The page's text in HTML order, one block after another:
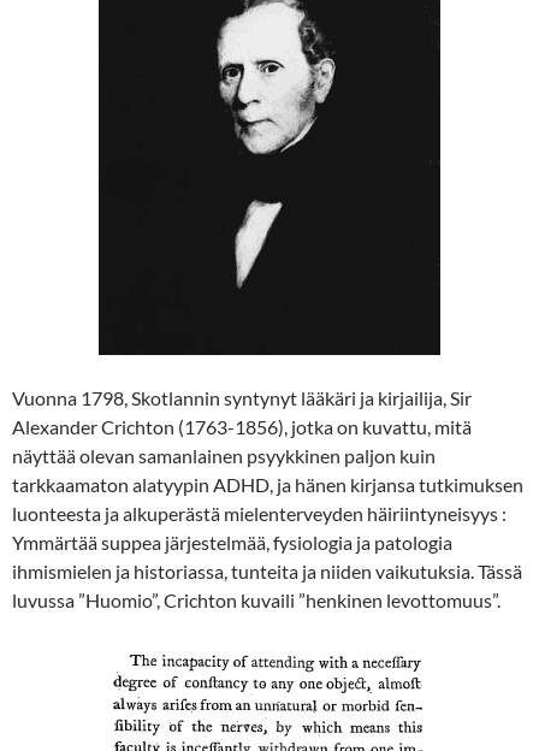
Vuonna 1798, Skotlannin syntynyt lääkäri ja kirjailija, Sir
Alexander Crichton (1763-1856), jotka on kuvattu, mitä
näyttää olevan samanlainen psyykkinen paljon kuin
tarkkaamaton alatyypin ADHD, ja hänen kirjansa tutkimuksen
luonteesta ja alkuperästä mielenterveyden häiriintyneisyys :
Ymmärtää suppea järjestelmää, fysiologia ja patologia
ihmismielen ja historiassa, tunteita ja niiden vaikutuksia. Tässä
luvussa ”Huomio”, Crichton kuvaili ”henkinen levottomuus”.